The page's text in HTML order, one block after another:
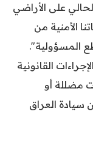
على الأراضي
الأمنية من
المسؤولية".
القانونية
مضللة أو
العراق